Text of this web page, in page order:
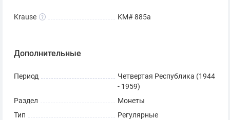
Krause KM# 885a
Дополнительные
Период
Четвертая Республика (1944
- 1959)
Раздел
Монеты
Тип
Регулярные